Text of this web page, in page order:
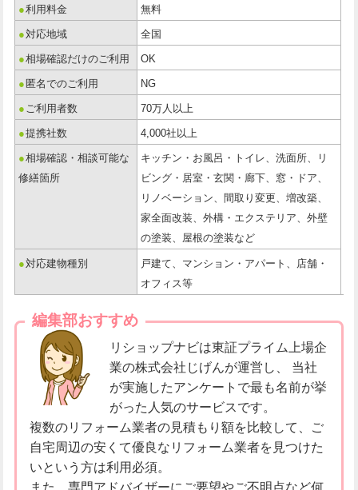
●利用料金 無料
●対応地域 全国
●相場確認だけのご利用 OK
● 匿名でのご利用 NG
● ご利用者数 70万人以上
●提携社数 4,000社以上
●相場確認・相談可能な
修繕箇所
キッチン・お風呂・トイレ、洗面所、リ
ビング・居室・玄関・廊下、窓・ドア、
リノベーション、間取り変更、増改築、
家全面改装、外構・エクステリア、外壁
の塗装、屋根の塗装など
●対応建物種別
戸建て、マンション・アパート、店舗・
オフィス等
編集部おすすめ
リショップナビは東証プライム上場企
業の株式会社じげんが運営し、 当社
が実施したアンケートで最も名前が挙
がった人気のサービスです。
複数のリフォーム業者の見積もり額を比較して、ご
自宅周辺の安くて優良なリフォーム業者を見つけた
いという方は利用必須。
また、専門アドバイザーにご要望やご不明点など何